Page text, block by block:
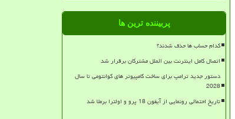
پربیننده ترین ها
کدام حساب ها حذف شدند؟
اتصال کامل اینترنت بین الملل مشترکان برقرار شد
دستور جدید ترامپ برای ساخت کامپیوتر های کوانتومی تا سال
2028
تاریخ احتمالی رونمایی از آیفون 18 پرو و اولترا برملا شد